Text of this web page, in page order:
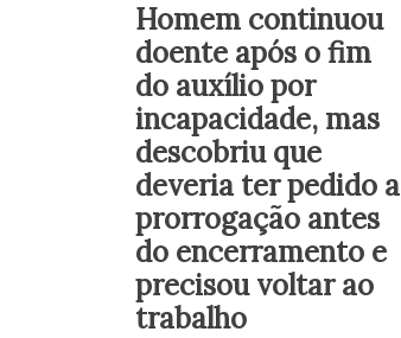
Homem continuou
doente após o fim
do auxílio por
incapacidade, mas
descobriu que
deveria ter pedido a
prorrogação antes
do encerramento e
precisou voltar ao
trabalho